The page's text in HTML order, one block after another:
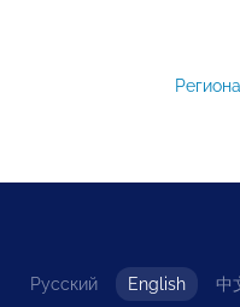
Русский English 中